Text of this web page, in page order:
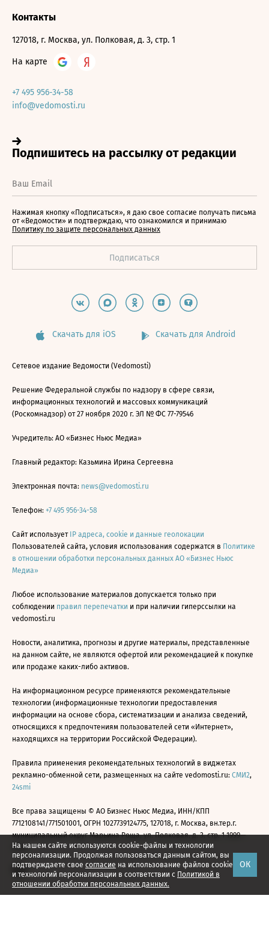
На нашем сайте используются cookie-файлы и технологии
персонализации. Продолжая пользоваться данным сайтом, вы
подтверждаете свое согласие на использование файлов cookie
и технологий персонализации в соответствии с Политикой в
отношении обработки персональных данных.
ОК
Контакты
127018, г. Москва, ул. Полковая, д. 3, стр. 1
На карте
+7 495 956-34-58
info@vedomosti.ru
Нажимая кнопку «Подписаться», я даю свое согласие получать письма
от «Ведомости» и подтверждаю, что ознакомился и принимаю
Политику по защите персональных данных
Скачать для iOS Скачать для Android
Сетевое издание Ведомости (Vedomosti)
Решение Федеральной службы по надзору в сфере связи,
информационных технологий и массовых коммуникаций
(Роскомнадзор) от 27 ноября 2020 г. ЭЛ № ФС 77-79546
Учредитель: АО «Бизнес Ньюс Медиа»
Главный редактор: Казьмина Ирина Сергеевна
Электронная почта: news@vedomosti.ru
Телефон: +7 495 956-34-58
Сайт использует IP адреса, cookie и данные геолокации
Пользователей сайта, условия использования содержатся в Политике
в отношении обработки персональных данных АО «Бизнес Ньюс
Медиа»
Любое использование материалов допускается только при
соблюдении правил перепечатки и при наличии гиперссылки на
vedomosti.ru
Новости, аналитика, прогнозы и другие материалы, представленные
на данном сайте, не являются офертой или рекомендацией к покупке
или продаже каких-либо активов.
На информационном ресурсе применяются рекомендательные
технологии (информационные технологии предоставления
информации на основе сбора, систематизации и анализа сведений,
относящихся к предпочтениям пользователей сети «Интернет»,
находящихся на территории Российской Федерации).
Правила применения рекомендательных технологий в виджетах
рекламно-обменной сети, размещенных на сайте vedomosti.ru: СМИ2,
24smi
Все права защищены © АО Бизнес Ньюс Медиа, ИНН/КПП
7712108141/771501001, ОГРН 1027739124775, 127018, г. Москва, вн.тер.г.
муниципальный округ Марьина Роща, ул. Полковая, д. 3, стр. 1 1999—
2026